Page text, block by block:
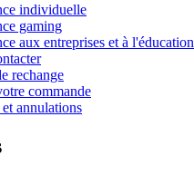
individuelle
gaming
aux entreprises et à l'éducation
rechange
commande
annulations